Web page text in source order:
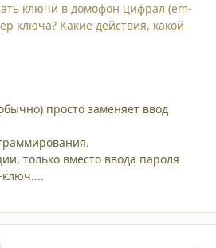
ключи в домофон цифрал (em-
ключа? Какие действия, какой
просто заменяет ввод
только вместо ввода пароля
ключ....